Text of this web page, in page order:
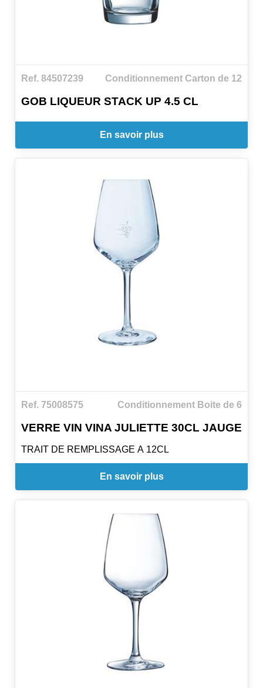
Ref. 84507239 Conditionnement Carton de 12
GOB LIQUEUR STACK UP 4.5 CL
En savoir plus
Ref. 75008575 Conditionnement Boite de 6
VERRE VIN VINA JULIETTE 30CL JAUGE
TRAIT DE REMPLISSAGE A 12CL
En savoir plus